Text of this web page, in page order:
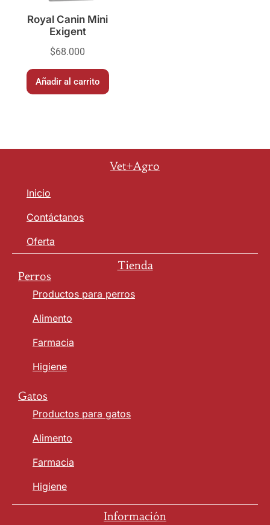
Royal Canin Mini
Exigent
$68.000
Añadir al carrito
Vet+Agro
Inicio
Contáctanos
Oferta
Tienda
Perros
Productos para perros
Alimento
Farmacia
Higiene
Gatos
Productos para gatos
Alimento
Farmacia
Higiene
Información